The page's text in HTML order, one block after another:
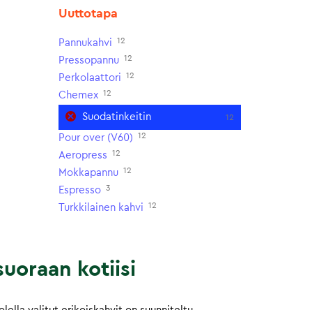
Uuttotapa
Pannukahvi 12
Pressopannu 12
Perkolaattori 12
Chemex 12
Suodatinkeitin 12
Pour over (V60) 12
Aeropress 12
Mokkapannu 12
Espresso 3
Turkkilainen kahvi 12
kotiisi